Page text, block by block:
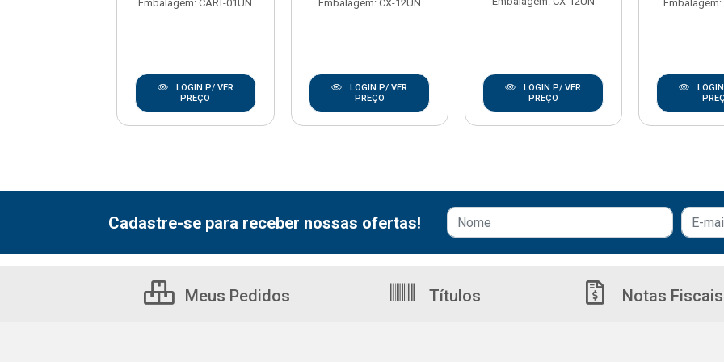
Embalagem: CART-01UN
LOGIN P/ VER
PREÇO
Embalagem: CX-12UN
LOGIN P/ VER
PREÇO
LOGIN P/ VER
PREÇO
Embalagem:
Cadastre-se para receber nossas ofertas!
Meus Pedidos Títulos Notas Fiscais